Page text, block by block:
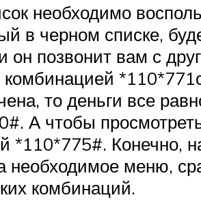
необходимо
в черном списке,
позвонит вам с
то деньги все
А чтобы
*110*775#. Конечно,
меню,
комбинаций.